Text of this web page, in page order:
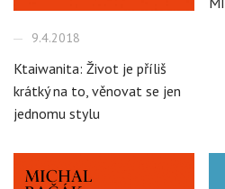
9.4.2018
Ktaiwanita: Život je příliš
krátký na to, věnovat se jen
jednomu stylu